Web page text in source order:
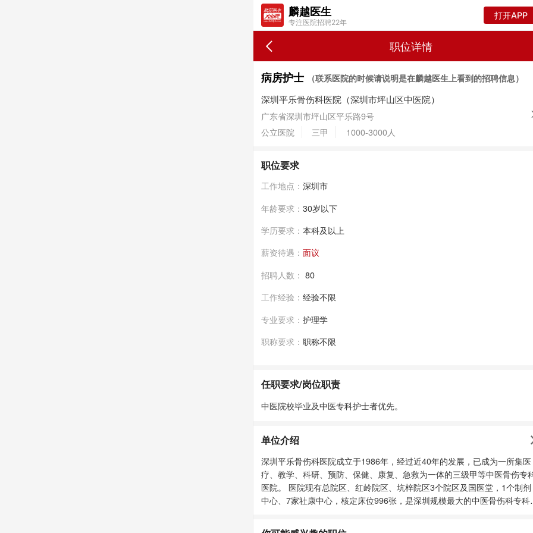
麟越医生
专注医院招聘22年
打开APP
职位详情
病房护士 （联系医院的时候请说明是在麟越医生上看到的招聘信息）
深圳平乐骨伤科医院（深圳市坪山区中医院）
广东省深圳市坪山区平乐路9号
公立医院
三甲 1000-3000人
职位要求
工作地点： 深圳市
年龄要求： 30岁以下
学历要求： 本科及以上
薪资待遇： 面议
招聘人数： 80
工作经验： 经验不限
专业要求： 护理学
职称要求： 职称不限
任职要求/岗位职责
中医院校毕业及中医专科护士者优先。
单位介绍
深圳平乐骨伤科医院成立于1986年，经过近40年的发展，已成为一所集医
疗、教学、科研、预防、保健、康复、急救为一体的三级甲等中医骨伤专
医院。 医院现有总院区、红岭院区、坑梓院区3个院区及国医堂，1个制剂
中心、7家社康中心，核定床位996张，是深圳规模最大的中医骨伤科专科
立深圳平乐中医健康集团。 医院是广州中医药大学非直属附属医院，南方医